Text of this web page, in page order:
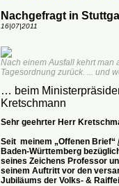
Nachgefragt in
16|07|2011
Nach einem Ausfall kehrt man
Tagesordnung zurück. ... und
… beim
Kretschmann
Sehr geehrter Herr
Seit meinem „Offenen Brief“
Baden-Württemberg
seines Zeichens Professor
seinem Auftritt vor den
Jubiläums der Volks- &